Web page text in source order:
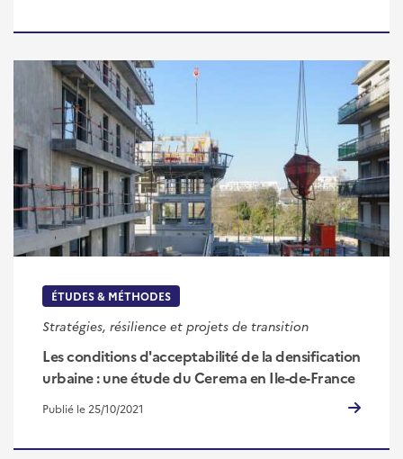
ÉTUDES & MÉTHODES
Stratégies, résilience et projets de transition
Les conditions d'acceptabilité de la densification
urbaine : une étude du Cerema en Ile-de-France
Publié le 25/10/2021